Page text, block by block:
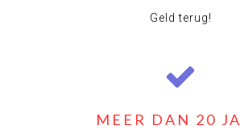
Geld terug!
MEER DAN 20